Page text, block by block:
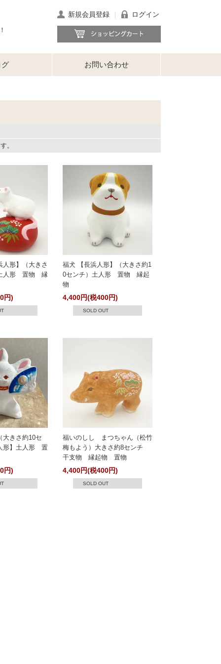
新規会員登録 ログイン
グ お問い合わせ
。
人形】（大きさ
人形 置物 縁
円)
福犬 【長浜人形】（大きさ約1
0センチ）土人形 置物 縁起
物
4,400円(税400円)
SOLD OUT
大きさ約10セ
形】土人形 置
円)
福いのしし まつちゃん（松竹
梅もよう）大きさ約8センチ
干支物 縁起物 置物
4,400円(税400円)
SOLD OUT